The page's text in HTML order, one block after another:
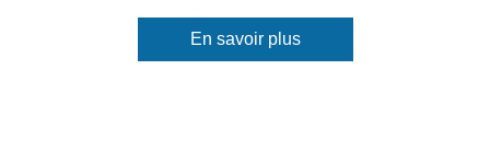
En savoir plus